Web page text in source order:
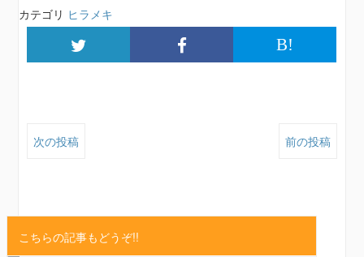
カテゴリ ヒラメキ
B!
次の投稿 前の投稿
こちらの記事もどうぞ!!